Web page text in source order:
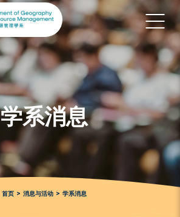
学系消息
首页 > 消息与活动 > 学系消息